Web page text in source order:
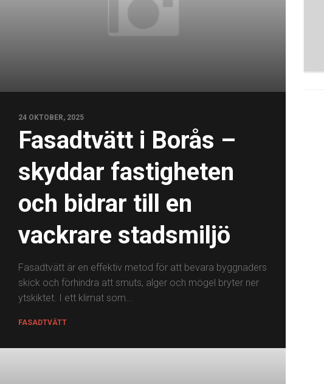
24 OKTOBER, 2025
Fasadtvätt i Borås –
skyddar fastigheten
och bidrar till en
vackrare stadsmiljö
Fasadtvätt är en effektiv metod för att bevara byggnaders
skick och förhindra att smuts, alger och mögel bryter ner
ytskiktet. I ett klimat som...
FASADTVÄTT